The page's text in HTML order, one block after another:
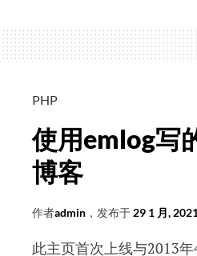
将
emlog
了
PHP
使用emlog写
博客
作者admin ，发布于 29 1 月,
此主页首次上线与2013